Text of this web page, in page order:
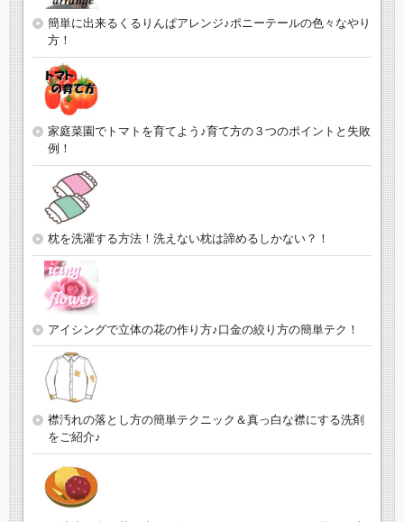
簡単に出来るくるりんぱアレンジ♪ポニーテールの色々なやり
方！
家庭菜園でトマトを育てよう♪育て方の３つのポイントと失敗
例！
枕を洗濯する方法！洗えない枕は諦めるしかない？！
アイシングで立体の花の作り方♪口金の絞り方の簡単テク！
襟汚れの落とし方の簡単テクニック＆真っ白な襟にする洗剤
をご紹介♪